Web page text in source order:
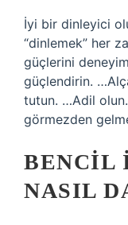
İyi bir dinleyici
“dinlemek” her
güçlerini
güçlendirin.
tutun. …Adil
görmezden
BENCIL
NASIL